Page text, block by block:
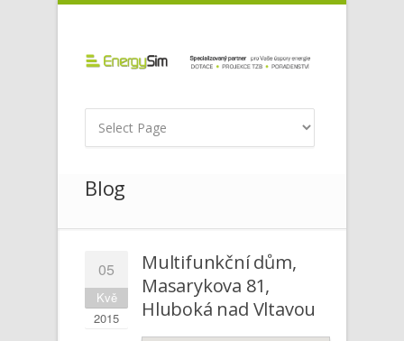
Blog
05
Kvě
2015
Multifunkční dům,
Masarykova 81,
Hluboká nad Vltavou